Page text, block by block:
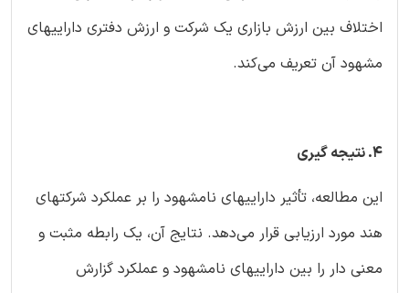
اختلاف بین ارزش بازاری یک شرکت و ارزش دفتری داراییهای
مشهود آن تعریف می‌کند.
4. نتیجه گیری
این مطالعه، تأثیر داراییهای نامشهود را بر عملکرد شرکتهای
هند مورد ارزیابی قرار می‌دهد. نتایج آن، یک رابطه مثبت و
معنی دار را بین داراییهای نامشهود و عملکرد گزارش